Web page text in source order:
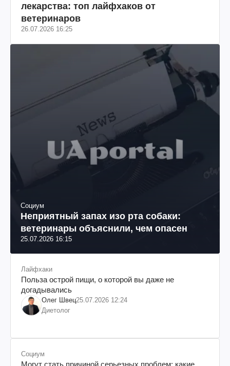
лекарства: топ лайфхаков от
ветеринаров
26.07.2026 16:25
Социум
Неприятный запах изо рта собаки:
ветеринары объяснили, чем опасен
25.07.2026 16:15
Лайфхаки
Польза острой пищи, о которой вы даже не
догадывались
Олег Швец25.07.2026 12:24
Диетолог
Социум
Могут стать причиной серьезных проблем: какие